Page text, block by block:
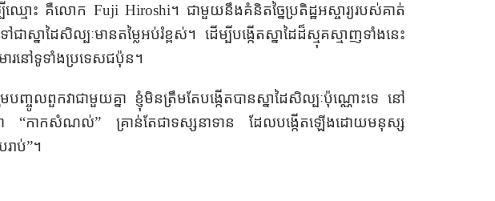
បីឈ្មោះ គឺ​លោក Fuji Hiroshi។ ជាមួយនឹងគំនិតច្នៃប្រតិដ្ឋ​អស្ចារ្យ​​របស់​គាត់
នាដៃសិល្បៈមានតម្លៃ​អប់រំខ្ពស់។ ដើម្បីបង្កើតស្នាដៃដ៏ស្មុគស្មាញទាំងនេះ
ារ​នៅទូទាំងប្រទេស​ជប៉ុន។
បញ្ចូលពួកវាជាមួយគ្នា ខ្ញុំមិនត្រឹមតែបង្កើតបាន​ស្នាដៃសិល្បៈប៉ុណ្ណោះ​ទេ នៅ​
ញថា “កាកសំណល់”
គ្រាន់តែជាទស្សនាទាន​ ដែល​បង្កើតឡើងដោយមនុស្ស
រាប់​​”។